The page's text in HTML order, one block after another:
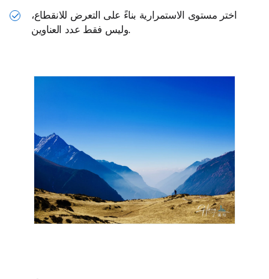
✓
اختر مستوى الاستمرارية بناءً على التعرض للانقطاع،
وليس فقط عدد العناوين.